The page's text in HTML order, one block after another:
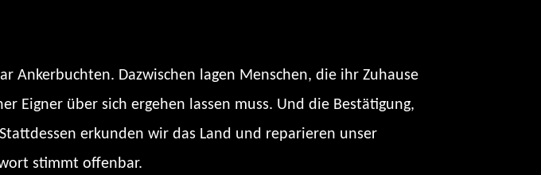
Ankerbuchten. Dazwischen lagen Menschen, die ihr Zuhause
Eigner über sich ergehen lassen muss. Und die Bestätigung,
erkunden wir das Land und reparieren unser
stimmt offenbar.